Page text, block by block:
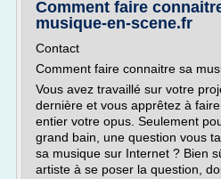
Comment faire
musique-en-scene.fr
Contact
Comment faire connaitre sa
Vous avez travaillé sur votre
dernière et vous apprêtez à
entier votre opus. Seulement
grand bain, une question vous
sa musique sur Internet ? Bien
artiste à se poser la question,